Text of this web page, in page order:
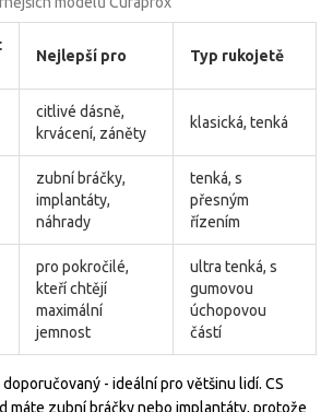
Nejlepší pro Typ rukojetě
citlivé dásně,
krvácení, záněty
klasická, tenká
zubní bráčky,
implantáty,
náhrady
tenká, s
přesným
řízením
pro pokročilé,
kteří chtějí
maximální
jemnost
ultra tenká, s
gumovou
úchopovou
částí
- ideální pro většinu lidí. CS
máte zubní bráčky nebo implantáty, protože